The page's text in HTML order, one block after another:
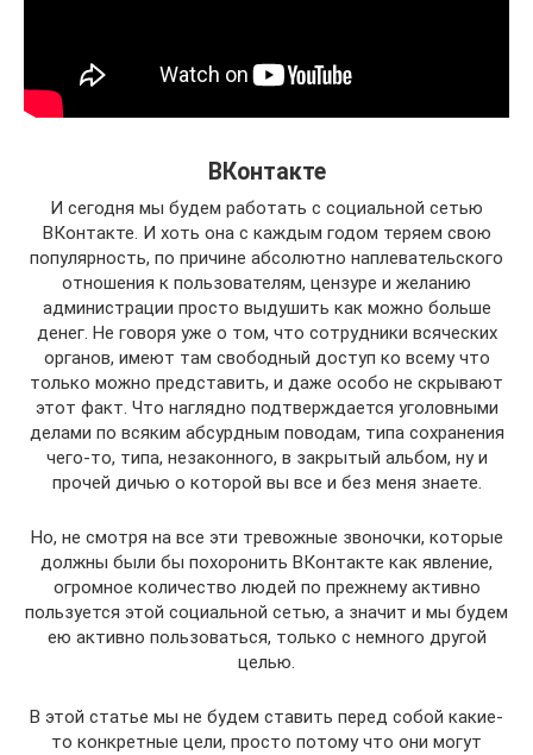
ВКонтакте
И сегодня мы будем работать с социальной сетью
ВКонтакте. И хоть она с каждым годом теряем свою
популярность, по причине абсолютно наплевательского
отношения к пользователям, цензуре и желанию
администрации просто выдушить как можно больше
денег. Не говоря уже о том, что сотрудники всяческих
органов, имеют там свободный доступ ко всему что
только можно представить, и даже особо не скрывают
этот факт. Что наглядно подтверждается уголовными
делами по всяким абсурдным поводам, типа сохранения
чего-то, типа, незаконного, в закрытый альбом, ну и
прочей дичью о которой вы все и без меня знаете.
Но, не смотря на все эти тревожные звоночки, которые
должны были бы похоронить ВКонтакте как явление,
огромное количество людей по прежнему активно
пользуется этой социальной сетью, а значит и мы будем
ею активно пользоваться, только с немного другой
целью.
В этой статье мы не будем ставить перед собой какие-
то конкретные цели, просто потому что они могут